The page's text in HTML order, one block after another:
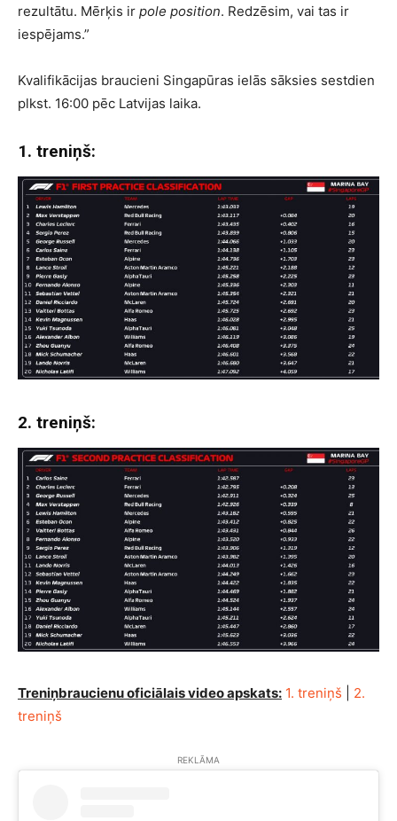
rezultātu. Mērķis ir pole position. Redzēsim, vai tas ir
iespējams.”
Kvalifikācijas braucieni Singapūras ielās sāksies sestdien
plkst. 16:00 pēc Latvijas laika.
1. treniņš:
2. treniņš:
Treniņbraucienu oficiālais video apskats: 1. treniņš
2.
treniņš
REKLĀMA